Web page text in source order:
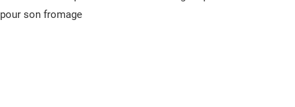
pour son fromage